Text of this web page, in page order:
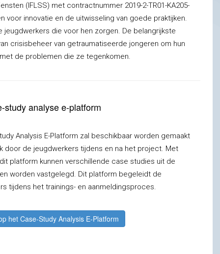
(IFLSS) met contractnummer 2019-2-TR01-KA205-
voor innovatie en de uitwisseling van goede praktijken.
die voor hen zorgen. De belangrijkste
crisisbeheer van getraumatiseerde jongeren om hun
de problemen die ze tegenkomen.
study analyse e-platform
Analysis E-Platform zal beschikbaar worden gemaakt
door de jeugdwerkers tijdens en na het project. Met
platform kunnen verschillende case studies uit de
worden vastgelegd. Dit platform begeleidt de
tijdens het trainings- en aanmeldingsproces.
het Case-Study Analysis E-Platform